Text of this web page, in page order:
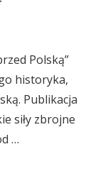
Polską”
historyka,
Publikacja
siły zbrojne
…